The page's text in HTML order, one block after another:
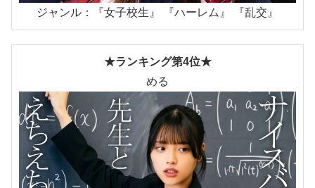
ジャンル：『女子校生』 『ハーレム』 『乱交』
★ランキング第4位★
める